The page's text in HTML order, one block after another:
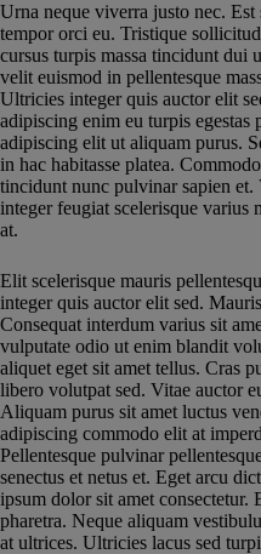
Urna neque viverra justo nec.
tempor orci eu. Tristique
cursus turpis massa tincidunt dui
velit euismod in pellentesque
Ultricies integer quis auctor elit
adipiscing enim eu turpis egestas
adipiscing elit ut aliquam purus.
in hac habitasse platea.
tincidunt nunc pulvinar sapien
integer feugiat scelerisque varius
at.
Elit scelerisque mauris
integer quis auctor elit sed.
Consequat interdum varius sit
vulputate odio ut enim blandit
aliquet eget sit amet tellus. Cras
libero volutpat sed. Vitae auctor
Aliquam purus sit amet luctus
adipiscing commodo elit at
Pellentesque pulvinar
senectus et netus et. Eget arcu
ipsum dolor sit amet consectetur.
pharetra. Neque aliquam
at ultrices. Ultricies lacus sed